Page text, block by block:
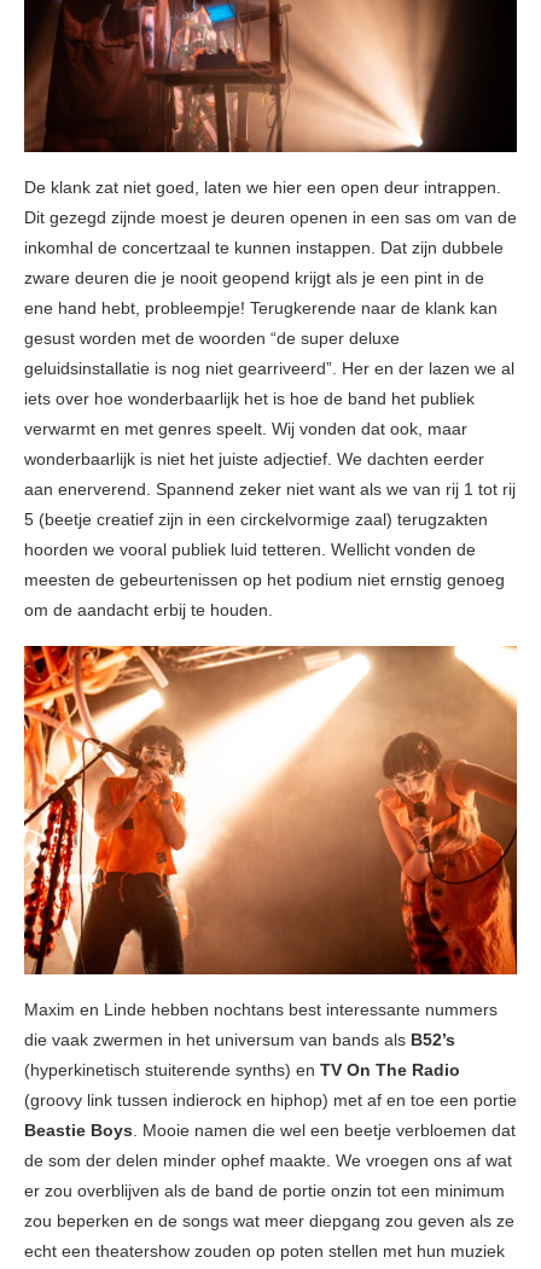
De klank zat niet goed, laten we hier een open deur intrappen.
Dit gezegd zijnde moest je deuren openen in een sas om van de
inkomhal de concertzaal te kunnen instappen. Dat zijn dubbele
zware deuren die je nooit geopend krijgt als je een pint in de
ene hand hebt, probleempje! Terugkerende naar de klank kan
gesust worden met de woorden “de super deluxe
geluidsinstallatie is nog niet gearriveerd”. Her en der lazen we al
iets over hoe wonderbaarlijk het is hoe de band het publiek
verwarmt en met genres speelt. Wij vonden dat ook, maar
wonderbaarlijk is niet het juiste adjectief. We dachten eerder
aan enerverend. Spannend zeker niet want als we van rij 1 tot rij
5 (beetje creatief zijn in een circkelvormige zaal) terugzakten
hoorden we vooral publiek luid tetteren. Wellicht vonden de
meesten de gebeurtenissen op het podium niet ernstig genoeg
om de aandacht erbij te houden.
Maxim en Linde hebben nochtans best interessante nummers
die vaak zwermen in het universum van bands als B52’s
(hyperkinetisch stuiterende synths) en TV On The Radio
(groovy link tussen indierock en hiphop) met af en toe een portie
Beastie Boys . Mooie namen die wel een beetje verbloemen dat
de som der delen minder ophef maakte. We vroegen ons af wat
er zou overblijven als de band de portie onzin tot een minimum
zou beperken en de songs wat meer diepgang zou geven als ze
echt een theatershow zouden op poten stellen met hun muziek